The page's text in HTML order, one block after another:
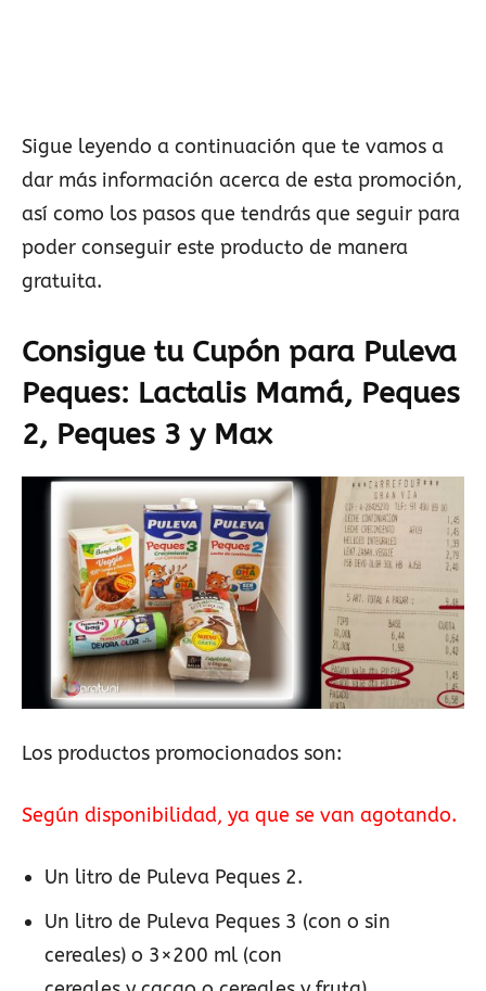
Sigue leyendo a continuación que te vamos a
dar más información acerca de esta promoción,
así como los pasos que tendrás que seguir para
poder conseguir este producto de manera
gratuita.
Consigue tu Cupón para Puleva
Peques: Lactalis Mamá, Peques
2, Peques 3 y Max
Los productos promocionados son:
Según disponibilidad, ya que se van agotando.
Un litro de Puleva Peques 2.
Un litro de Puleva Peques 3 (con o sin
cereales) o 3×200 ml (con